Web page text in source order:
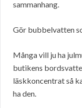
sammanhang.
Gör bubbelvatten
Många vill ju ha
butikens
läskkoncentrat så
ha den.